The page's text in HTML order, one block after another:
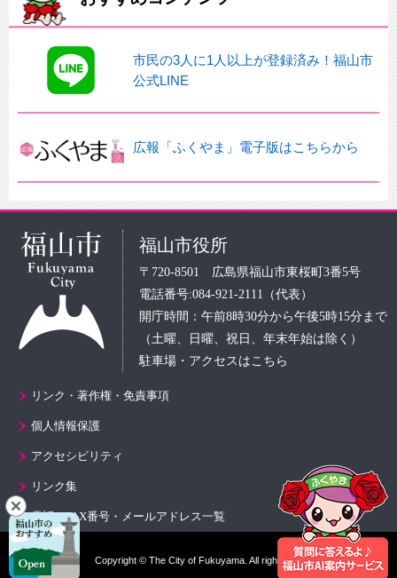
市民の3人に1人以上が登録済み！福山市
公式LINE
広報「ふくやま」電子版はこちらから
福山市役所
〒720-8501 広島県福山市東桜町3番5号
電話番号:084-921-2111（代表）
開庁時間：午前8時30分から午後5時15分まで
（土曜、日曜、祝日、年末年始は除く）
駐車場・アクセスはこちら
リンク・著作権・免責事項
個人情報保護
アクセシビリティ
リンク集
電話・FAX番号・メールアドレス一覧
Copyright © The City of Fukuyama. All rights reserved.